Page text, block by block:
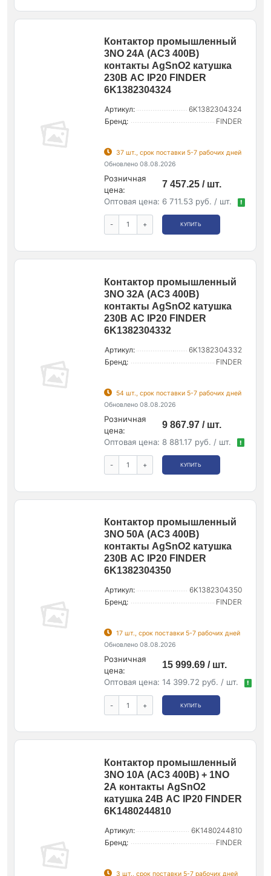
Контактор промышленный
3NO 24А (АС3 400В)
контакты AgSnO2 катушка
230В AС IP20 FINDER
6K1382304324
Артикул:
6K1382304324
Бренд:
FINDER
37 шт., срок поставки 5-7 рабочих дней
Обновлено 08.08.2026
Розничная
цена:
7 457.25 / шт.
Оптовая цена: 6 711.53 руб. / шт. !
- + КУПИТЬ
Контактор промышленный
3NO 32А (АС3 400В)
контакты AgSnO2 катушка
230В AС IP20 FINDER
6K1382304332
Артикул:
6K1382304332
Бренд:
FINDER
54 шт., срок поставки 5-7 рабочих дней
Обновлено 08.08.2026
Розничная
цена:
9 867.97 / шт.
Оптовая цена: 8 881.17 руб. / шт. !
- + КУПИТЬ
Контактор промышленный
3NO 50А (АС3 400В)
контакты AgSnO2 катушка
230В AС IP20 FINDER
6K1382304350
Артикул:
6K1382304350
Бренд:
FINDER
17 шт., срок поставки 5-7 рабочих дней
Обновлено 08.08.2026
Розничная
цена:
15 999.69 / шт.
Оптовая цена: 14 399.72 руб. / шт. !
- + КУПИТЬ
Контактор промышленный
3NO 10А (АС3 400В) + 1NO
2А контакты AgSnO2
катушка 24В АС IP20 FINDER
6K1480244810
Артикул:
6K1480244810
Бренд:
FINDER
3 шт., срок поставки 5-7 рабочих дней